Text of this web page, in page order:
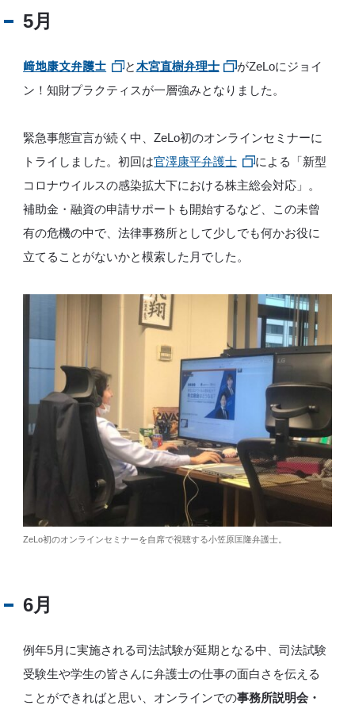
5月
﨑地康文弁護士 と木宮直樹弁理士
がZeLoにジョイ
ン！知財プラクティスが一層強みとなりました。
緊急事態宣言が続く中、ZeLo初のオンラインセミナーに
トライしました。初回は官澤康平弁護士
による「新型
コロナウイルスの感染拡大下における株主総会対応」。
補助金・融資の申請サポートも開始するなど、この未曾
有の危機の中で、法律事務所として少しでも何かお役に
立てることがないかと模索した月でした。
ZeLo初のオンラインセミナーを自席で視聴する小笠原匡隆弁護士。
6月
例年5月に実施される司法試験が延期となる中、司法試験
受験生や学生の皆さんに弁護士の仕事の面白さを伝える
ことができればと思い、オンラインでの事務所説明会・